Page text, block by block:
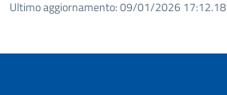
Ultimo aggiornamento:09/01/2026 17:12.18